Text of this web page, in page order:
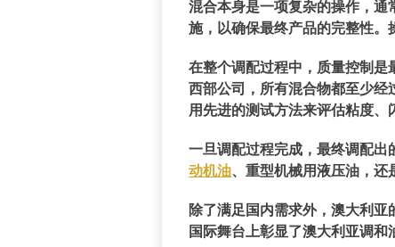
混合本身是一项复杂的操作，
施，以确保最终产品的完整性。
在整个调配过程中，质量控制
西部公司，所有混合物都至少
用先进的测试方法来评估粘度、
一旦调配过程完成，最终调配出
动机油、重型机械用液压油，还
除了满足国内需求外，澳大利
国际舞台上彰显了澳大利亚调和